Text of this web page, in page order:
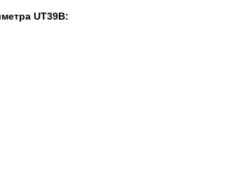
UT39B: